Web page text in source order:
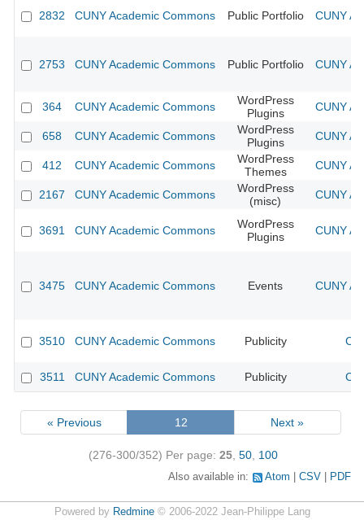
2832 CUNY Academic Commons Public Portfolio CUNY
2753 CUNY Academic Commons Public Portfolio CUNY
364 CUNY Academic Commons
WordPress
Plugins
CUNY
658 CUNY Academic Commons
WordPress
Plugins
CUNY
412 CUNY Academic Commons
WordPress
Themes
CUNY
2167 CUNY Academic Commons
WordPress
(misc)
CUNY
3691 CUNY Academic Commons
WordPress
Plugins
CUNY
3475 CUNY Academic Commons Events CUNY
3510 CUNY Academic Commons Publicity
3511 CUNY Academic Commons Publicity
« Previous 12 Next »
(276-300/352) Per page: 25 50 100
Also available in: Atom CSV PDF
Powered by Redmine© 2006-2022 Jean-Philippe Lang